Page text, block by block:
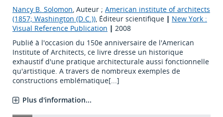
Nancy B. Solomon, Auteur ; American institute of architects
(1857; Washington (D.C.)), Éditeur scientifique | New York :
Visual Reference Publication | 2008
Publié à l'occasion du 150e anniversaire de l'American
Institute of Architects, ce livre dresse un historique
exhaustif d'une pratique architecturale aussi fonctionnelle
qu'artistique. A travers de nombreux exemples de
constructions emblématique[...]
Plus d'information...